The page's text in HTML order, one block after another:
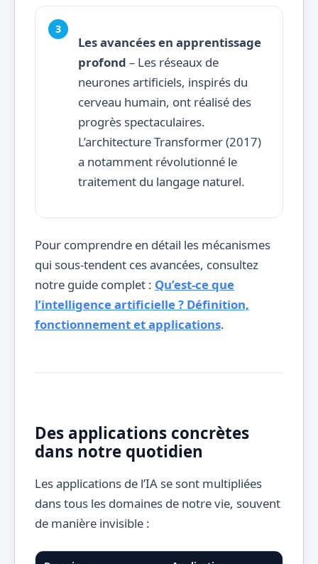
Les avancées en apprentissage
profond – Les réseaux de
neurones artificiels, inspirés du
cerveau humain, ont réalisé des
progrès spectaculaires.
L’architecture Transformer (2017)
a notamment révolutionné le
traitement du langage naturel.
Pour comprendre en détail les mécanismes
qui sous-tendent ces avancées, consultez
notre guide complet : Qu’est-ce que
l’intelligence artificielle ? Définition,
fonctionnement et applications.
Des applications concrètes
dans notre quotidien
Les applications de l’IA se sont multipliées
dans tous les domaines de notre vie, souvent
de manière invisible :